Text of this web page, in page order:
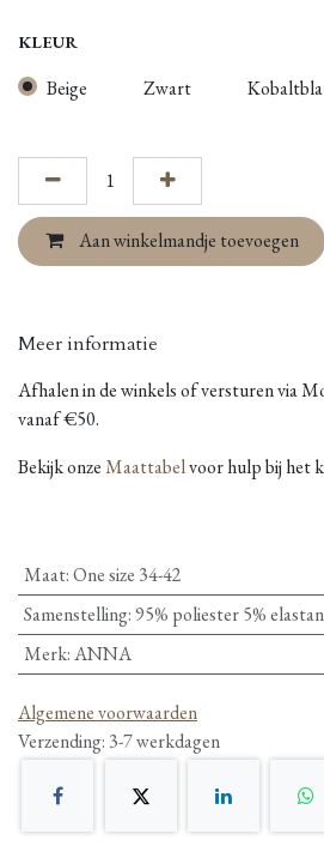
KLEUR
Beige Zwart
Aan winkelmandje toevoegen
Meer informatie
Afhalen in de winkels of versturen via
vanaf €50.
Bekijk onzeMaattabelvoor hulp bij het
Maat:One size 34-42
Samenstelling:95% poliester 5%
Merk:ANNA
Algemene voorwaarden
Verzending: 3-7 werkdagen